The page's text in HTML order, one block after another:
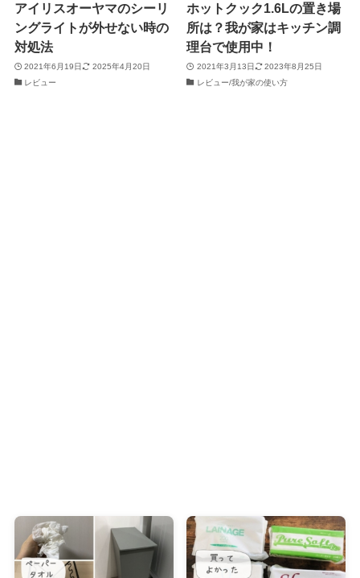
アイリスオーヤマのシーリ
ングライトが外せない時の
対処法
2021年6月19日
2025年4月20日
レビュー
ホットクック1.6Lの置き場
所は？我が家はキッチン調
理台で使用中！
2021年3月13日
2023年8月25日
レビュー/我が家の使い方